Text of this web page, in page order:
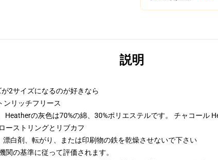
説明
2サイズになるのが好きなら
ンリッチフリース
Heatherの灰色は70%の綿、30%ポリエステルです。 チャコール
ーストリングとリブカフ
白剤、転がり、または印刷物の鉄を乾燥させないで下さい
の基準に従って評価されます。